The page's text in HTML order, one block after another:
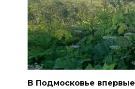
В Подмосковье впервые